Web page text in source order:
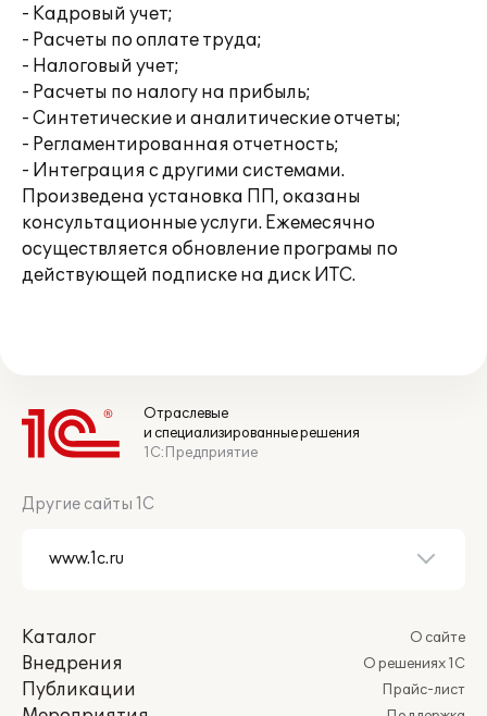
- Кадровый учет;
- Расчеты по оплате труда;
- Налоговый учет;
- Расчеты по налогу на прибыль;
- Синтетические и аналитические отчеты;
- Регламентированная отчетность;
- Интеграция с другими системами.
Произведена установка ПП, оказаны
консультационные услуги. Ежемесячно
осуществляется обновление програмы по
действующей подписке на диск ИТС.
Отраслевые
и специализированные решения
1С:Предприятие
Другие сайты 1С
Каталог
Внедрения
Публикации
О сайте
О решениях 1С
Прайс-лист